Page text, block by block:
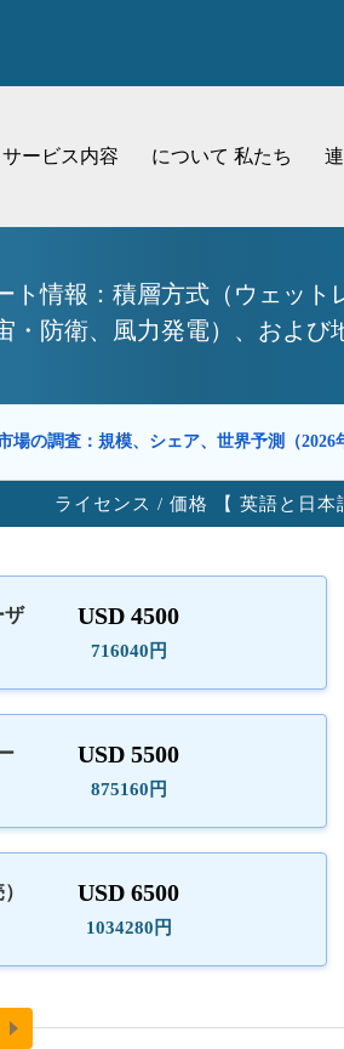
サービス内容 について 私たち
ト情報：積層方式（ウェッ
防衛、風力発電）、および
場の調査：規模、シェア、世界予測（2026
ライセンス / 価格 【 英語と日本
ザ
USD 4500
716040円
USD 5500
875160円
USD 6500
1034280円